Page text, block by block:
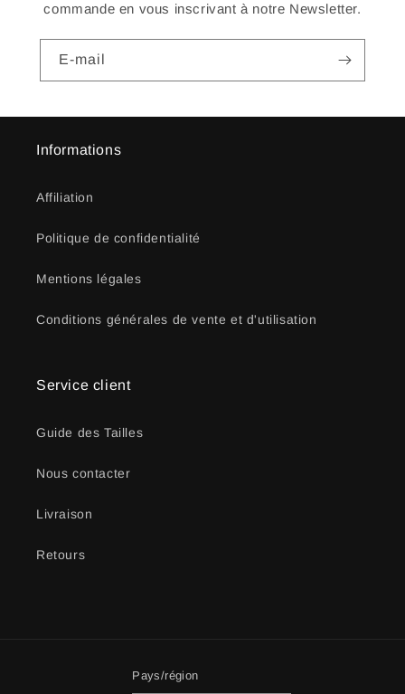
commande en vous inscrivant à notre Newsletter.
E-mail
Informations
Affiliation
Politique de confidentialité
Mentions légales
Conditions générales de vente et d'utilisation
Service client
Guide des Tailles
Nous contacter
Livraison
Retours
Pays/région